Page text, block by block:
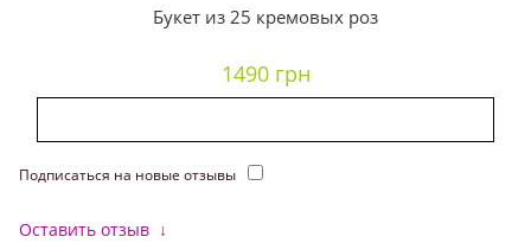
Букет из 25 кремовых роз
1490 грн
Подписаться на новые отзывы
Оставить отзыв ↓